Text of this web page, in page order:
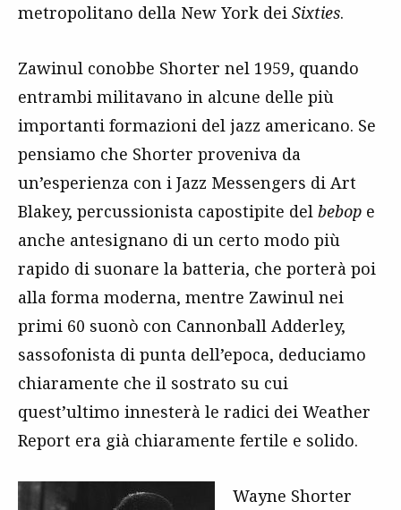
metropolitano della New York dei Sixties.
Zawinul conobbe Shorter nel 1959, quando
entrambi militavano in alcune delle più
importanti formazioni del jazz americano. Se
pensiamo che Shorter proveniva da
un’esperienza con i Jazz Messengers di Art
Blakey, percussionista capostipite del bebop e
anche antesignano di un certo modo più
rapido di suonare la batteria, che porterà poi
alla forma moderna, mentre Zawinul nei
primi 60 suonò con Cannonball Adderley,
sassofonista di punta dell’epoca, deduciamo
chiaramente che il sostrato su cui
quest’ultimo innesterà le radici dei Weather
Report era già chiaramente fertile e solido.
Wayne Shorter